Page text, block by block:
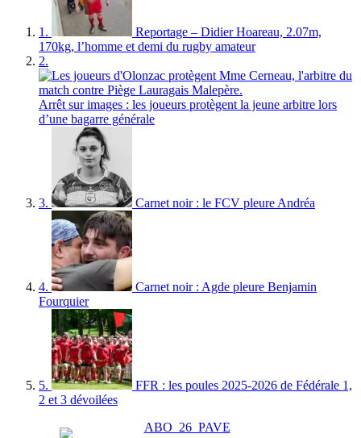
1.
Reportage – Didier Hoareau, 2.07m,
170kg, l’homme et demi du rugby amateur
2.
Arrêt sur images : les joueurs protègent la jeune arbitre lors
d’une bagarre générale
3. Carnet noir : le FCV pleure Andréa
4.
Carnet noir : Agde pleure Benjamin
Fourquier
5.
FFR : les poules 2025-2026 de Fédérale 1,
2 et 3 dévoilées